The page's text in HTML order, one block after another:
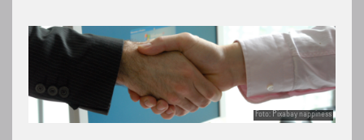
Foto: Pixabay nappiness